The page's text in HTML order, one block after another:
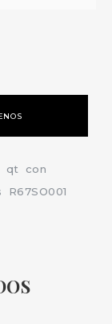
qt
con
R67SO001